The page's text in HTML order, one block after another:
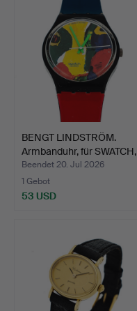
BENGT LINDSTRÖM.
Armbanduhr, für SWATCH,
Q…
Beendet 20. Jul 2026
1 Gebot
53 USD